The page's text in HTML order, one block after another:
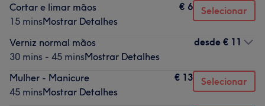
Cortar e limar mãos
15 minsMostrar Detalhes
€ 6 Selecionar
Verniz normal mãos
30 mins - 45 minsMostrar Detalhes
desde € 11
Mulher - Manicure
45 minsMostrar Detalhes
€ 13 Selecionar